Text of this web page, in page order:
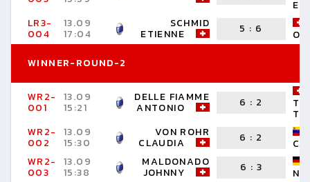
LR3-
004
13.09
17:04
SCHMID
ETIENNE 5 : 6
WINNER-ROUND-2
WR2-
001
13.09
15:21
DELLE FIAMME
ANTONIO 6 : 2
WR2-
002
13.09
15:30
VON ROHR
CLAUDIA 6 : 2
WR2-
003
13.09
15:38
MALDONADO
JOHNNY 6 : 3